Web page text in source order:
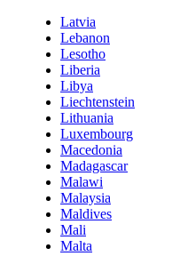
Latvia
Lebanon
Lesotho
Liberia
Libya
Liechtenstein
Lithuania
Luxembourg
Macedonia
Madagascar
Malawi
Malaysia
Maldives
Mali
Malta